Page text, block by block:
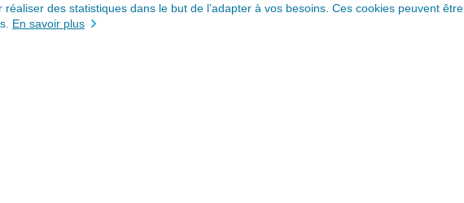
des statistiques dans le but de l’adapter à vos besoins. Ces cookies peuvent être
En savoir plus